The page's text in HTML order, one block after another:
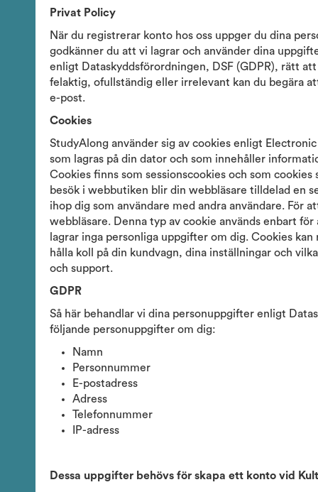
Privat Policy
När du registrerar konto hos oss uppger du dina
godkänner du att vi lagrar och använder dina
enligt Dataskyddsförordningen, DSF (GDPR), rätt
felaktig, ofullständig eller irrelevant kan du begära
e-post.
Cookies
StudyAlong använder sig av cookies enligt
som lagras på din dator och som innehåller
Cookies finns som sessionscookies och som
besök i webbutiken blir din webbläsare tilldelad en
ihop dig som användare med andra användare. För
webbläsare. Denna typ av cookie används enbart
lagrar inga personliga uppgifter om dig. Cookies
hålla koll på din kundvagn, dina inställningar och
och support.
GDPR
Så här behandlar vi dina personuppgifter enligt
följande personuppgifter om dig:
Namn
Personnummer
E-postadress
Adress
Telefonnummer
IP-adress
Dessa uppgifter behövs för skapa ett konto vid